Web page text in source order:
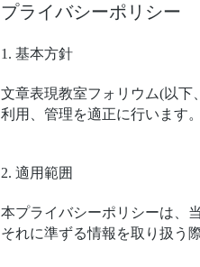
プライバシーポリシー
1. 基本方針
文章表現教室フォリウム(以下
利用、管理を適正に行います。
2. 適用範囲
本プライバシーポリシーは、
それに準ずる情報を取り扱う